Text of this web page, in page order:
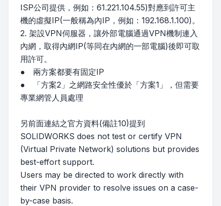
ISP公司提供，例如：61.221.104.55)對應到許可主
機的虛擬IP(一般稱為內IP，例如：192.168.1.100)。
2. 架設VPN伺服器，讓外部電腦通過VPN機制連入
內網，取得內網IP(等同在內網的一部電腦)後即可取
用許可。
● 兩方案都要有固定IP
● 「方案2」之網路安全性優於「方案1」，但需要
專業網管人員處理
另前面連結之官方資料(備註10)提到
SOLIDWORKS does not test or certify VPN
(Virtual Private Network) solutions but provides
best-effort support.
Users may be directed to work directly with
their VPN provider to resolve issues on a case-
by-case basis.